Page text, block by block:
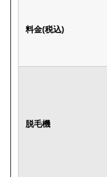
料金(税込)
脱毛機